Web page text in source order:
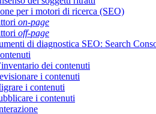
per i motori di ricerca (SEO)
on-page
off-page
di diagnostica SEO: Search
dei contenuti
i contenuti
i contenuti
i contenuti